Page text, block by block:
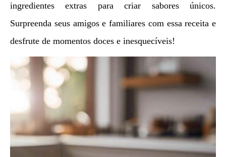
ingredientes extras para criar sabores únicos.
Surpreenda seus amigos e familiares com essa receita e
desfrute de momentos doces e inesquecíveis!